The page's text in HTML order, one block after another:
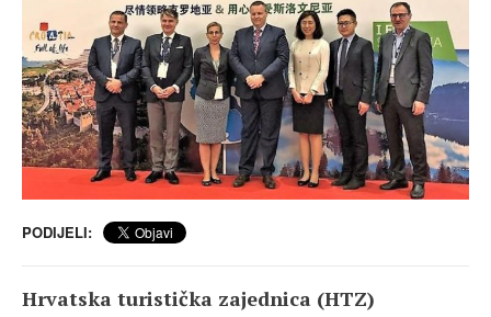
PODIJELI:
Hrvatska turistička zajednica (HTZ)